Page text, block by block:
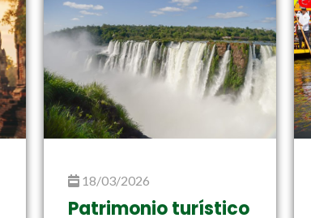
18/03/2026
Patrimonio turístico